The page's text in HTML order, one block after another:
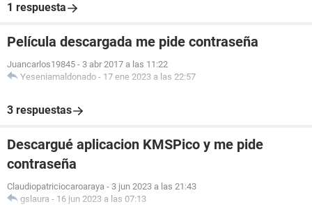
1 respuesta
Película descargada me pide contraseña
Juancarlos19845 - 3 abr 2017 a las 11:22
Yeseniamaldonado - 17 ene 2023 a las 22:57
3 respuestas
Descargué aplicacion KMSPico y me pide
contraseña
Claudiopatriciocaroaraya - 3 jun 2023 a las 21:43
gslaura - 16 jun 2023 a las 07:13